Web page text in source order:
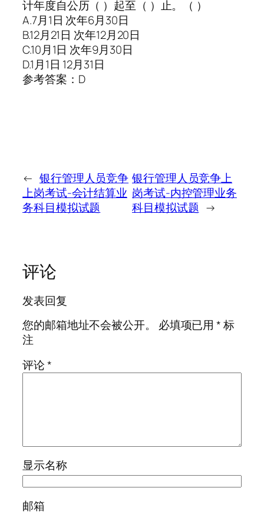
计年度自公历（ ）起至（ ）止。（ ）
A.7月1日 次年6月30日
B.12月21日 次年12月20日
C.10月1日 次年9月30日
D.1月1日 12月31日
参考答案：D
← 银行管理人员竞争
上岗考试-会计结算业
务科目模拟试题
银行管理人员竞争上
岗考试-内控管理业务
科目模拟试题 →
评论
发表回复
您的邮箱地址不会被公开。
必填项已用*标
注
评论*
显示名称
邮箱